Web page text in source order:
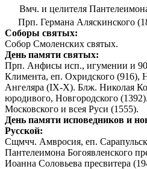
Вмч. и целителя
Прп. Германа Аляскинского
Соборы святых:
Собор Смоленских святых.
День памяти святых:
Прп. Анфисы исп., игумении и 90
Климента, еп. Охридского (916),
Ангеляра (IX-X). Блж. Николая
юродивого, Новгородского
Московского и всея Руси (1555).
День памяти исповедников и
Русской:
Сщмчч. Амвросия, еп.
Пантелеимона Богоявленского
Иоанна Соловьева пресвитера